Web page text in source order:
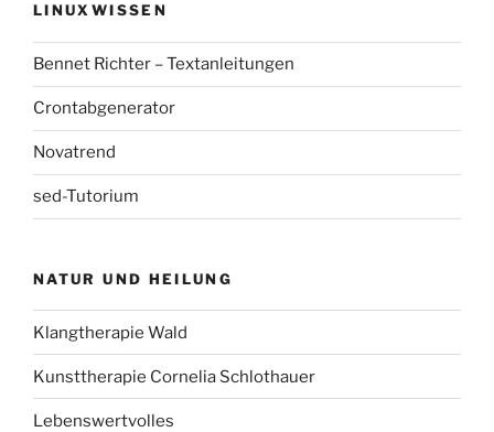
LINUXWISSEN
Bennet Richter – Textanleitungen
Crontabgenerator
Novatrend
sed-Tutorium
NATUR UND HEILUNG
Klangtherapie Wald
Kunsttherapie Cornelia Schlothauer
Lebenswertvolles